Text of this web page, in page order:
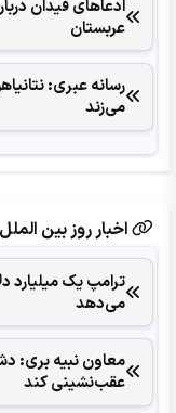
ادعاهای فیدان
عربستان
رسانه عبری:
می‌زند
اخبار روز بین الملل
ترامپ یک میلیارد
می‌دهد
معاون نبیه بری:
عقب‌نشینی کند